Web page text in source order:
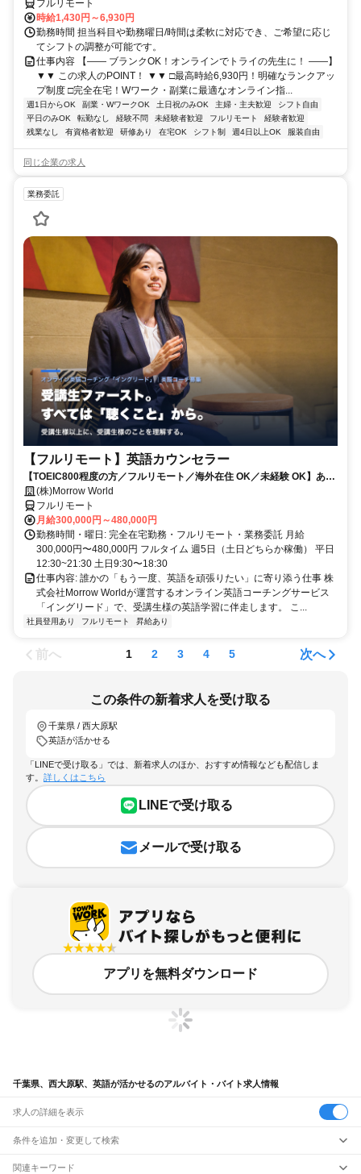
フルリモート
時給1,430円～6,930円
勤務時間 担当科目や勤務曜日/時間は柔軟に対応でき、ご希望に応じ
てシフトの調整が可能です。
仕事内容 【―― ブランクOK！オンラインでトライの先生に！ ――】
▼▼ この求人のPOINT！ ▼▼ □最高時給6,930円！明確なランクアッ
プ制度 □完全在宅！Wワーク・副業に最適なオンライン指...
週1日からOK 副業・WワークOK 土日祝のみOK 主婦・主夫歓迎
シフト自由
平日のみOK
転勤なし 経験不問 未経験者歓迎 フルリモート
経験者歓迎
残業なし
有資格者歓迎 研修あり 在宅OK シフト制 週4日以上OK 服装自由
同じ企業の求人
業務委託
【フルリモート】英語カウンセラー
【TOEIC800程度の方／フルリモート／海外在住 OK／未経験 OK】あな
たが英語学習で経験した失敗も成功も。すべてが、受講生の人生を変え
るお仕事です。
(株)Morrow World
フルリモート
月給300,000円～480,000円
勤務時間・曜日: 完全在宅勤務・フルリモート・業務委託 月給
300,000円〜480,000円 フルタイム 週5日（土日どちらか稼働） 平日
12:30~21:30 土日9:30〜18:30
仕事内容: 誰かの「もう一度、英語を頑張りたい」に寄り添う仕事 株
式会社Morrow Worldが運営するオンライン英語コーチングサービス
「イングリード」で、受講生様の英語学習に伴走します。 こ...
社員登用あり フルリモート 昇給あり
前へ 1 2 3 4 5 次へ
この条件の新着求人を受け取る
千葉県 / 西大原駅
英語が活かせる
「LINEで受け取る」では、新着求人のほか、おすすめ情報なども配信しま
す。 詳しくはこちら
LINEで受け取る
メールで受け取る
アプリを無料ダウンロード
千葉県、西大原駅、英語が活かせるのアルバイト・バイト求人情報
求人の詳細を表示
条件を追加・変更して検索
市区町村を追加・変更
関連キーワード